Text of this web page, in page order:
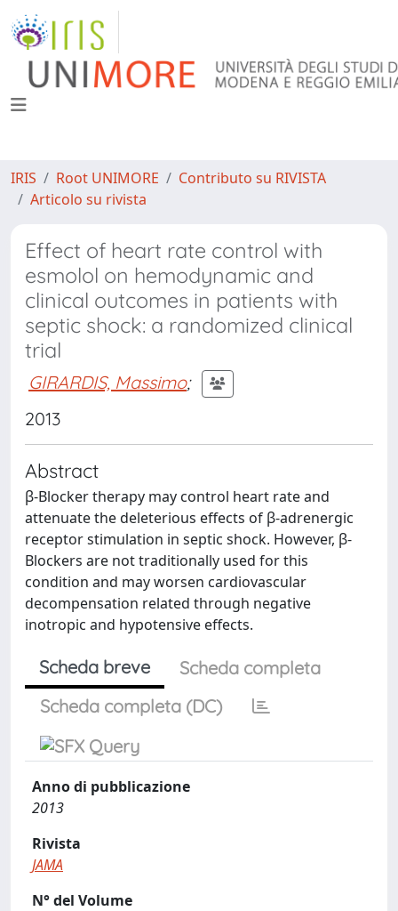
IRIS Root UNIMORE
Contributo su RIVISTA
Articolo su rivista
Effect of heart rate control with
esmolol on hemodynamic and
clinical outcomes in patients with
septic shock: a randomized clinical
trial
GIRARDIS, Massimo;
2013
Abstract
β-Blocker therapy may control heart rate and
attenuate the deleterious effects of β-adrenergic
receptor stimulation in septic shock. However, β-
Blockers are not traditionally used for this
condition and may worsen cardiovascular
decompensation related through negative
inotropic and hypotensive effects.
Scheda breve
Scheda completa
Scheda completa (DC)
Anno di pubblicazione
2013
Rivista
JAMA
N° del Volume